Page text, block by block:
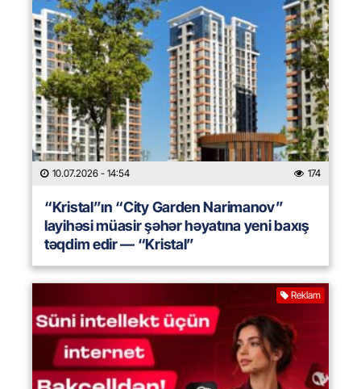
10.07.2026 - 14:54 174
“Kristal”ın “City Garden Narimanov”
layihəsi müasir şəhər həyatına yeni baxış
təqdim edir — “Kristal”
Reklam